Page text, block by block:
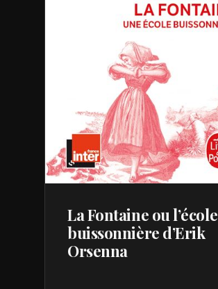
La Fontaine ou l’école
buissonnière d’Erik
Orsenna